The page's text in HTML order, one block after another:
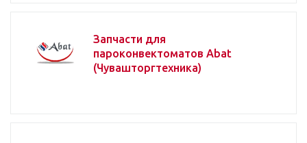
Запчасти для
пароконвектоматов Abat
(Чувашторгтехника)